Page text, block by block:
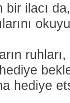
ilacı
ruhları,
hediye